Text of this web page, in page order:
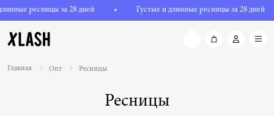
ресницы за 28 дней Густые и длинные ресницы за 28 дней
Главная Опт Ресницы
Ресницы